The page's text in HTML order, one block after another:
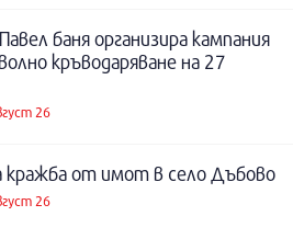
баня организира кампания
кръводаряване на 27
26
кражба от имот в село Дъбово
26